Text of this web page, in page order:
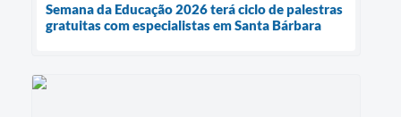
Semana da Educação 2026 terá ciclo de palestras
gratuitas com especialistas em Santa Bárbara